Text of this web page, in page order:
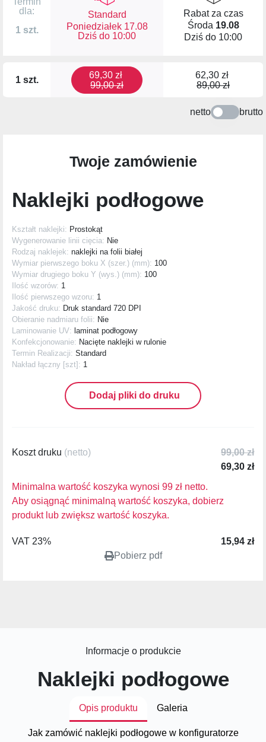
dla:
1 szt.
Standard
Poniedziałek 17.08
Dziś do 10:00
Rabat za czas
Środa 19.08
Dziś do 10:00
1 szt.
69,30 zł
99,00 zł
62,30 zł
89,00 zł
netto brutto
Twoje zamówienie
Naklejki podłogowe
Kształt naklejki: Prostokąt
Wygenerowanie linii cięcia: Nie
Rodzaj naklejek: naklejki na folii białej
Wymiar pierwszego boku X (szer.) (mm): 100
Wymiar drugiego boku Y (wys.) (mm): 100
Ilość wzorów: 1
Ilość pierwszego wzoru: 1
Jakość druku: Druk standard 720 DPI
Obieranie nadmiaru folii: Nie
Laminowanie UV: laminat podłogowy
Konfekcjonowanie: Nacięte naklejki w rulonie
Termin Realizacji: Standard
Nakład łączny [szt]: 1
Dodaj pliki do druku
Koszt druku (netto)
99,00 zł
69,30 zł
Minimalna wartość koszyka wynosi 99 zł netto.
Aby osiągnąć minimalną wartość koszyka, dobierz
produkt lub zwiększ wartość koszyka.
VAT 23%
15,94 zł
Pobierz pdf
Informacje o produkcie
Naklejki podłogowe
Opis produktu Galeria
Jak zamówić naklejki podłogowe w konfiguratorze